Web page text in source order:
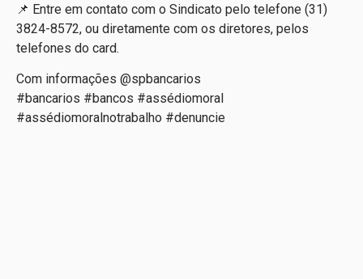
📌 Entre em contato com o Sindicato pelo telefone (31)
3824-8572, ou diretamente com os diretores, pelos
telefones do card.
Com informações @spbancarios
#bancarios #bancos #assédiomoral
#assédiomoralnotrabalho #denuncie